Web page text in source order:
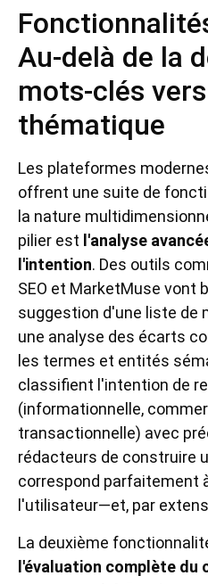
Au-delà de la
mots-clés
thématique
Les plateformes
offrent une suite de
la nature
pilier est l'analyse
l'intention. Des outils
SEO et MarketMuse vont
suggestion d'une liste
une analyse des écarts
les termes et entités
classifient l'intention de
(informationnelle,
transactionnelle) avec
rédacteurs de construire
correspond parfaitement
l'utilisateur—et, par
La deuxième
l'évaluation complète du